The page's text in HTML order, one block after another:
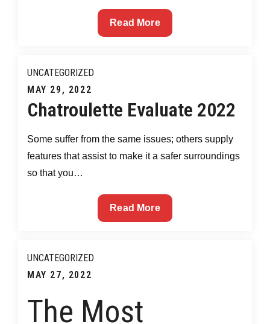
7
Live
Make
In
2022
Read More
UNCATEGORIZED
Posted
on
MAY 29, 2022
Chatroulette Evaluate 2022
Some suffer from the same issues; others supply
features that assist to make it a safer surroundings
so that you…
Chatroulette
Evaluate
Read More
UNCATEGORIZED
Posted
MAY 27, 2022
The Most